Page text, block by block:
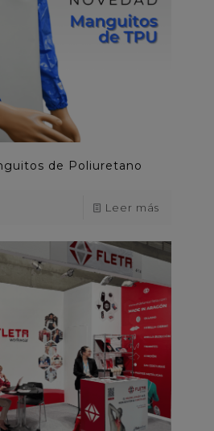
de Poliuretano
Leer más